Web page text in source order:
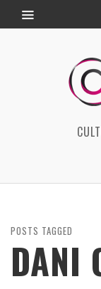
POSTS TAGGED
DANI